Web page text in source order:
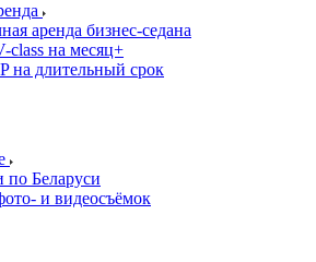
аренда бизнес-седана
class на месяц+
на длительный срок
по Беларуси
и видеосъёмок